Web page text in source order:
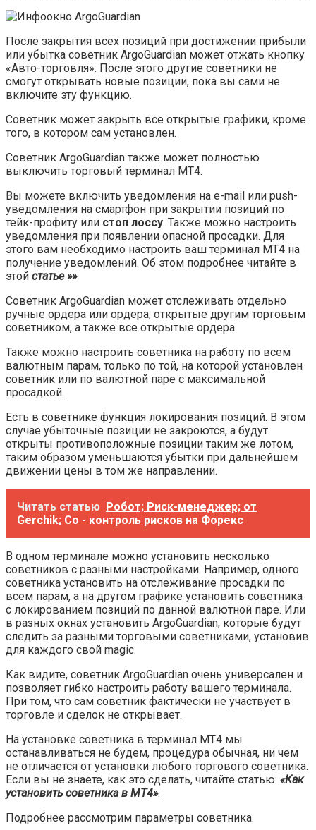
После закрытия всех позиций при достижении прибыли
или убытка советник ArgoGuardian может отжать кнопку
«Авто-торговля». После этого другие советники не
смогут открывать новые позиции, пока вы сами не
включите эту функцию.
Советник может закрыть все открытые графики, кроме
того, в котором сам установлен.
Советник ArgoGuardian также может полностью
выключить торговый терминал МТ4.
Вы можете включить уведомления на e-mail или push-
уведомления на смартфон при закрытии позиций по
тейк-профиту или стоп лоссу. Также можно настроить
уведомления при появлении опасной просадки. Для
этого вам необходимо настроить ваш терминал МТ4 на
получение уведомлений. Об этом подробнее читайте в
этой статье »»
Советник ArgoGuardian может отслеживать отдельно
ручные ордера или ордера, открытые другим торговым
советником, а также все открытые ордера.
Также можно настроить советника на работу по всем
валютным парам, только по той, на которой установлен
советник или по валютной паре с максимальной
просадкой.
Есть в советнике функция локирования позиций. В этом
случае убыточные позиции не закроются, а будут
открыты противоположные позиции таким же лотом,
таким образом уменьшаются убытки при дальнейшем
движении цены в том же направлении.
Читать статью Робот; Риск-менеджер; от
Gerchik; Co - контроль рисков на Форекс
В одном терминале можно установить несколько
советников с разными настройками. Например, одного
советника установить на отслеживание просадки по
всем парам, а на другом графике установить советника
с локированием позиций по данной валютной паре. Или
в разных окнах установить ArgoGuardian, которые будут
следить за разными торговыми советниками, установив
для каждого свой magic.
Как видите, советник ArgoGuardian очень универсален и
позволяет гибко настроить работу вашего терминала.
При том, что сам советник фактически не участвует в
торговле и сделок не открывает.
На установке советника в терминал МТ4 мы
останавливаться не будем, процедура обычная, ни чем
не отличается от установки любого торгового советника.
Если вы не знаете, как это сделать, читайте статью: «Как
установить советника в МТ4».
Подробнее рассмотрим параметры советника.